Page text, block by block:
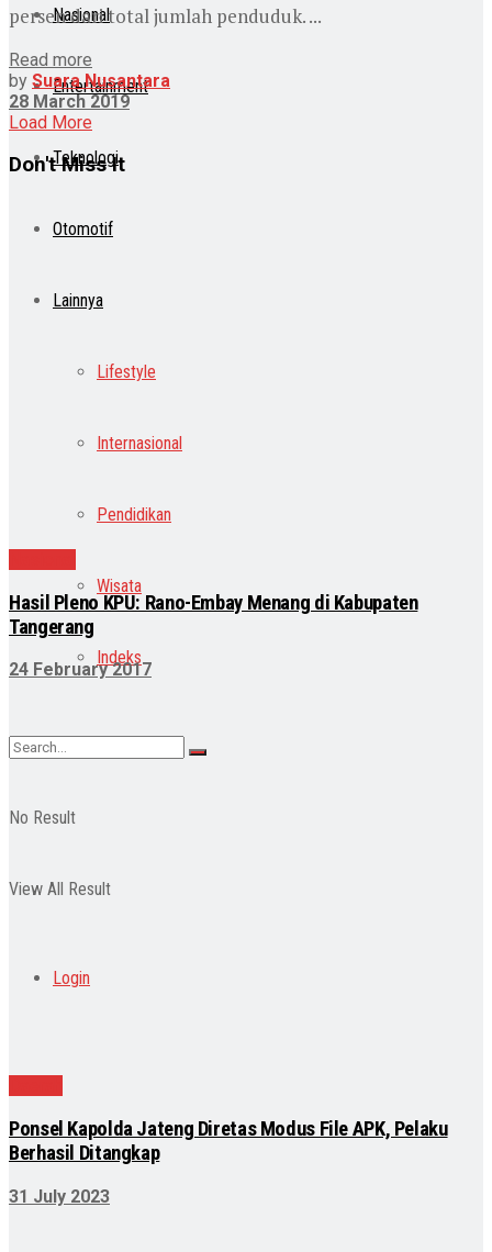
Nasional
Entertainment
Teknologi
Otomotif
Lainnya
Lifestyle
Internasional
Pendidikan
Wisata
Indeks
No Result
View All Result
Login
persen dari total jumlah penduduk. ...
Read more
by Suara Nusantara
28 March 2019
Load More
Don't Miss It
Hasil Pleno KPU: Rano-Embay Menang di Kabupaten
Tangerang
24 February 2017
Ponsel Kapolda Jateng Diretas Modus File APK, Pelaku
Berhasil Ditangkap
31 July 2023